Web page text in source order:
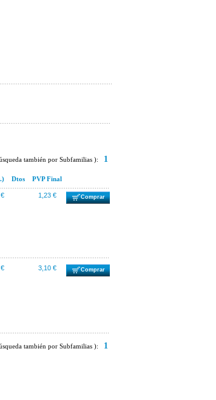
también por Subfamilias ): 1
Dtos PVP Final
1,23 € Comprar
3,10 € Comprar
también por Subfamilias ): 1